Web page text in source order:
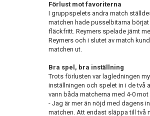
Förlust mot favoriterna
I gruppspelets andra match
matchen hade pusselbitarna
fläckfritt. Reymers spelade jämt
Reymers och i slutet av match
matchen ut.
Bra spel, bra inställning
Trots förlusten var lagledningen
inställningen och spelet in i de två
vann båda matcherna med 4-0
- Jag är mer än nöjd med dagens
matchen. Att endast släppa till två